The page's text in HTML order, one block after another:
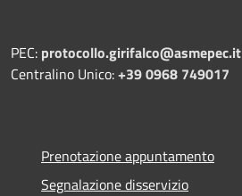
PEC: protocollo.girifalco@asmepec.it
Centralino Unico:+39 0968 749017
Prenotazione appuntamento
Segnalazione disservizio